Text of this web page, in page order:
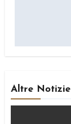
Altre Notizie